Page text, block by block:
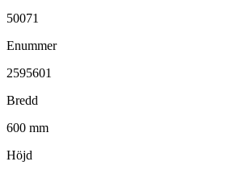
50071
Enummer
2595601
Bredd
600 mm
Höjd